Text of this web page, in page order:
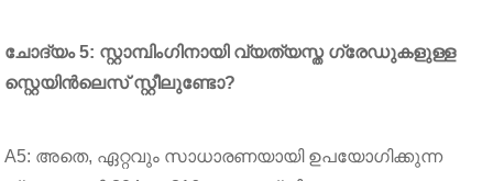
ചോദ്യം 5: സ്റ്റാമ്പിംഗിനായി വ്യത്യസ്ത ഗ്രേഡുകളുള്ള
സ്റ്റെയിൻലെസ് സ്റ്റീലുണ്ടോ?
A5: അതെ, ഏറ്റവും സാധാരണയായി ഉപയോഗിക്കുന്ന